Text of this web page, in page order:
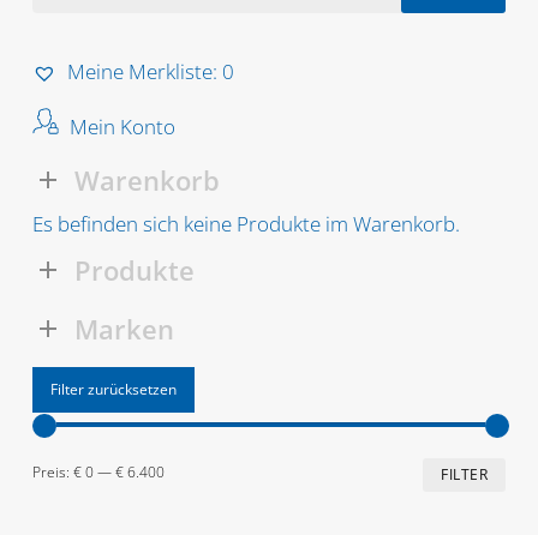
Meine Merkliste: 0
Mein Konto
Warenkorb
Es befinden sich keine Produkte im Warenkorb.
Produkte
Marken
Filter zurücksetzen
FILTER
Preis: € 0—€ 6.400